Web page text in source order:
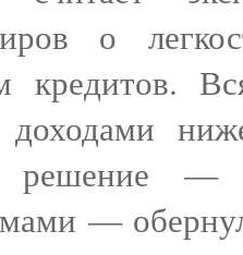
о
кредитов.
решение —
—